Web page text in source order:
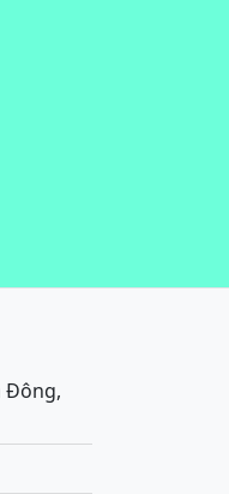
Đông,